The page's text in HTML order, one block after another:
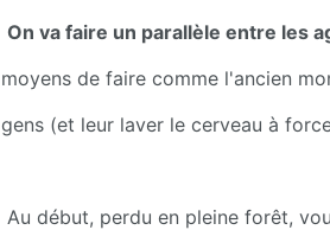
On va faire un parallèle entre les
moyens de faire comme l'ancien
gens (et leur laver le cerveau à
Au début, perdu en pleine forêt,